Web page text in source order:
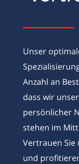
Unser
Anzahl an
dass wir
persönlicher
stehen im
Vertrauen Sie
und